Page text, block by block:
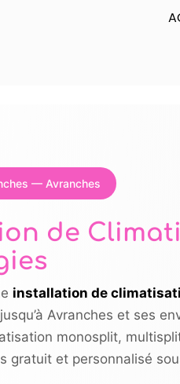
— Avranches
de
installation de
Avranches et ses
monosplit,
gratuit et personnalisé